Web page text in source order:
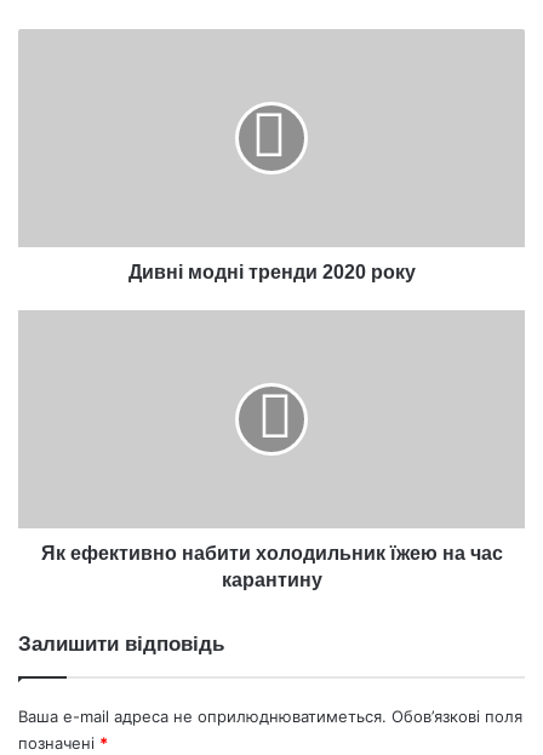
Дивні модні тренди 2020 року
Як ефективно набити холодильник їжею на час
карантину
Залишити відповідь
Ваша e-mail адреса не оприлюднюватиметься. Обов’язкові поля
позначені *